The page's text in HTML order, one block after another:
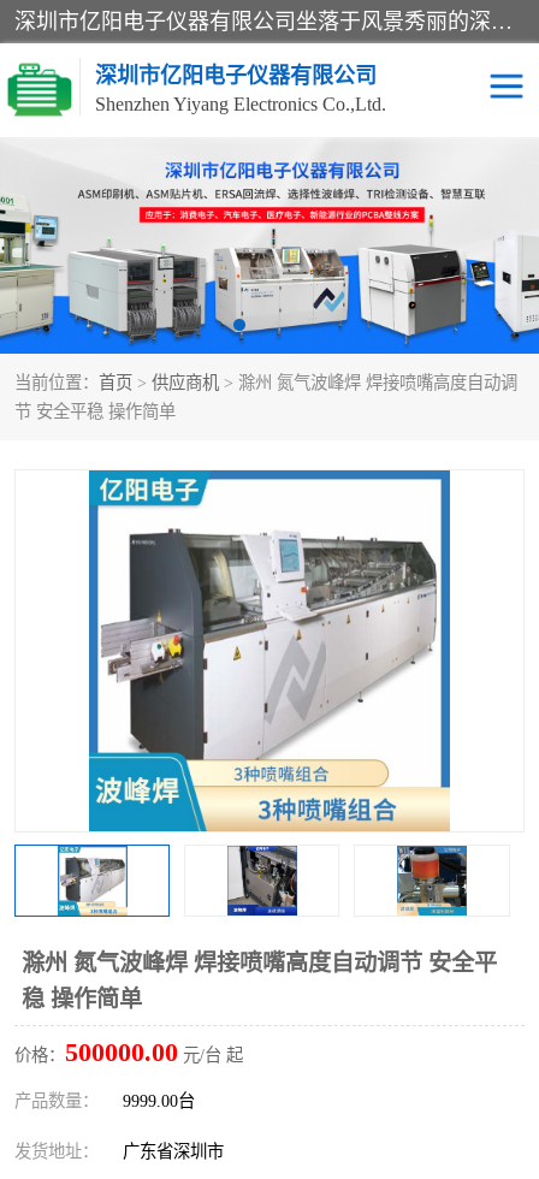
深圳市亿阳电子仪器有限公司坐落于风景秀丽的深圳市光明区，集SMT设备销售务为一体，努力为客户提供电子装配解决方案。与行业**SMT设备厂商：ASM（印刷机，锡膏检查机，贴片机），德国ERSA（爱莎）建立了稳固的代理合作关系，销售的设备一直保持**电子装配行业未来发展方向，能够满足客户各种繁杂产品的生产应用。
深圳市亿阳电子仪器有限公司
Shenzhen Yiyang Electronics Co.,Ltd.
当前位置： 首页 > 供应商机 > 滁州 氮气波峰焊 焊接喷嘴高度自动调
节 安全平稳 操作简单
滁州 氮气波峰焊 焊接喷嘴高度自动调节 安全平
稳 操作简单
价格： 500000.00 元/台 起
产品数量： 9999.00台
发货地址： 广东省深圳市
SX全自动高速贴片机 E系列中速贴片机
NeoHorizon全自动锡膏印
刷机
选择性波峰焊
VERSAFLOW-335
回流焊HOTFLOW 3/20e 波峰焊
BGA返修台HR600/2 自动光学检测TR7700QE
自动光学检测TR7710
TX 全自动高速贴片机